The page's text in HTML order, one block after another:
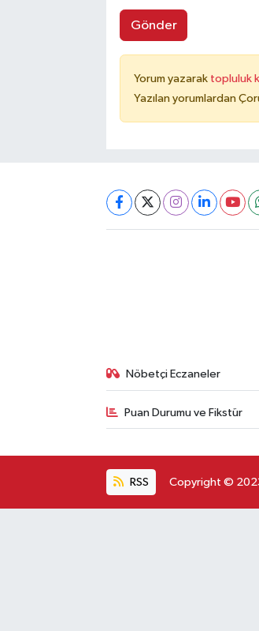
Gönder
Yorum yazarak topluluk
Yazılan yorumlardan
Nöbetçi Eczaneler
Puan Durumu ve Fikstür
RSS Copyright ©